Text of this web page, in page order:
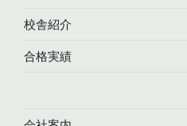
校舎紹介
合格実績